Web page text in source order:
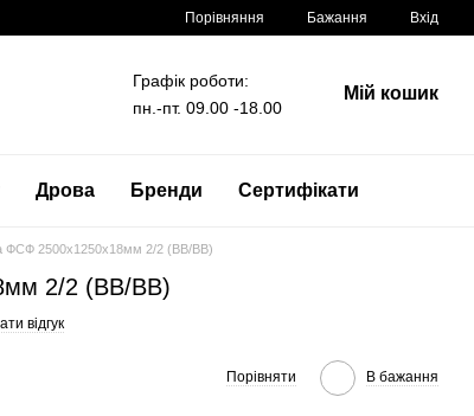
Порівняння Бажання Вхід
Графік роботи:
пн.-пт. 09.00 -18.00
Мій кошик
Дрова Бренди Сертифікати
ФСФ 2500x1250x18мм 2/2 (BB/BB)
2/2 (BB/BB)
відгук
Порівняти В бажання